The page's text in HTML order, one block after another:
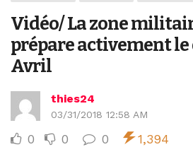
Vidéo/ La zone
prépare activement le
Avril
thies24
03/31/2018 12:58 AM
0 0 0 1,394